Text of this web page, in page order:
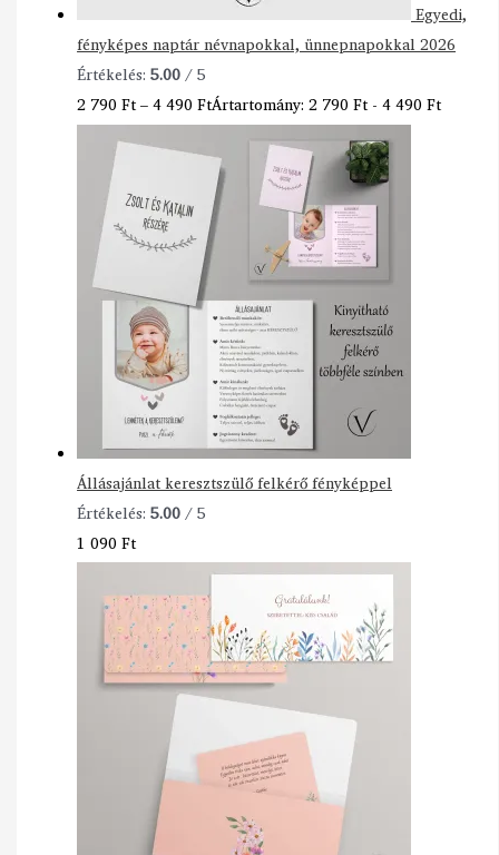
Egyedi,
fényképes naptár névnapokkal, ünnepnapokkal 2026
Értékelés:5.00/ 5
2 790Ft–4 490FtÁrtartomány: 2 790 Ft - 4 490 Ft
Állásajánlat keresztszülő felkérő fényképpel
Értékelés:5.00/ 5
1 090Ft